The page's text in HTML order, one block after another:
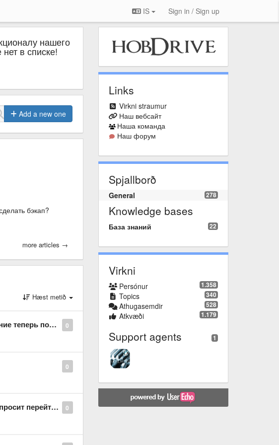
IS Sign in / Sign up
нашего
в списке!
Add a new one
бэкап?
more articles →
Hæst metið
0
новое?
0
0
платную версию
Links
Virkni straumur
Наш вебсайт
Наша команда
Наш форум
Spjallborð
278
General
Knowledge bases
22
База знаний
Virkni
1.358
Persónur
340
Topics
528
Athugasemdir
1.179
Atkvæði
1
Support agents